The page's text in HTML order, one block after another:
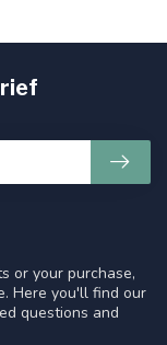
or your purchase,
Here you'll find our
questions and